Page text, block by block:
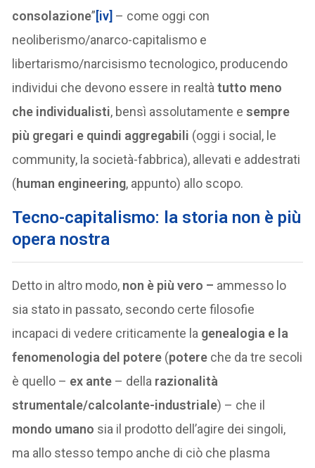
consolazione”[iv] – come oggi con
neoliberismo/anarco-capitalismo e
libertarismo/narcisismo tecnologico, producendo
individui che devono essere in realtàtutto meno
che individualisti, bensì assolutamente esempre
più gregari e quindi aggregabili (oggi i social, le
community, la società-fabbrica), allevati e addestrati
(human engineering, appunto) allo scopo.
Tecno-capitalismo: la storia non è più
opera nostra
Detto in altro modo, non è più vero – ammesso lo
sia stato in passato, secondo certe filosofie
incapaci di vedere criticamente la genealogia e la
fenomenologia del potere (potere che da tre secoli
è quello – ex ante – della razionalità
strumentale/calcolante-industriale) – che il
mondo umano sia il prodotto dell’agire dei singoli,
ma allo stesso tempo anche di ciò che plasma